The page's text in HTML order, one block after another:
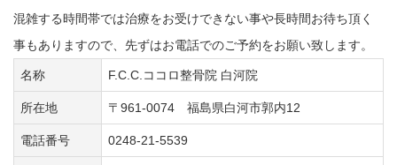
混雑する時間帯では治療をお受けできない事や長時間お待ち頂く
事もありますので、先ずはお電話でのご予約をお願い致します。
名称 F.C.C.ココロ整骨院 白河院
所在地 〒961-0074 福島県白河市郭内12
電話番号 0248-21-5539